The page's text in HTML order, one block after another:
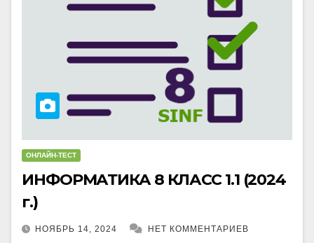
ОНЛАЙН-ТЕСТ
ИНФОРМАТИКА 8 КЛАСС 1.1 (2024
г.)
НОЯБРЬ 14, 2024 НЕТ КОММЕНТАРИЕВ